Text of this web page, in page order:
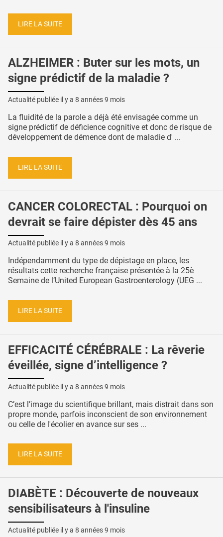
LIRE LA SUITE
ALZHEIMER : Buter sur les mots, un
signe prédictif de la maladie ?
Actualité publiée il y a 8 années 9 mois
La fluidité de la parole a déjà été envisagée comme un
signe prédictif de déficience cognitive et donc de risque de
développement de démence dont de maladie d' ...
LIRE LA SUITE
CANCER COLORECTAL : Pourquoi on
devrait se faire dépister dès 45 ans
Actualité publiée il y a 8 années 9 mois
Indépendamment du type de dépistage en place, les
résultats cette recherche française présentée à la 25è
Semaine de l’United European Gastroenterology (UEG ...
LIRE LA SUITE
EFFICACITÉ CÉRÉBRALE : La rêverie
éveillée, signe d’intelligence ?
Actualité publiée il y a 8 années 9 mois
C’est l’image du scientifique brillant, mais distrait dans son
propre monde, parfois inconscient de son environnement
ou celle de l'écolier en avance sur ses ...
LIRE LA SUITE
DIABÈTE : Découverte de nouveaux
sensibilisateurs à l'insuline
Actualité publiée il y a 8 années 9 mois